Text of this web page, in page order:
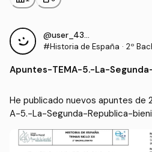
@user_4337977
#Historia de España · 2º
Apuntes-TEMA-5.-La-
He publicado nuevos apuntes de
A-5.-La-Segunda-Republica-
servador-y-gobierno-del-Frente-